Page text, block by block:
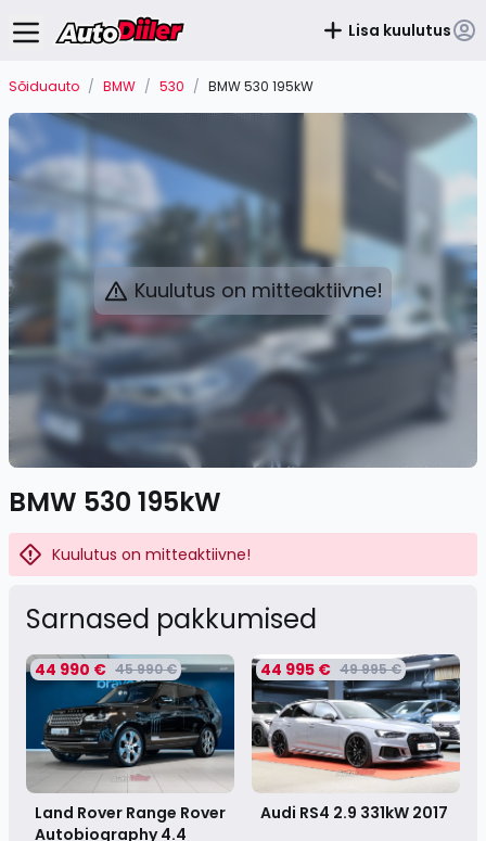
Lisa kuulutus
Sõiduauto / BMW / 530 / BMW 530 195kW
Kuulutus on mitteaktiivne!
BMW 530 195kW
Kuulutus on mitteaktiivne!
Sarnased pakkumised
44 990 € 45 990 €
Land Rover Range Rover
Autobiography 4.4
44 995 € 49 995 €
Audi RS4 2.9 331kW 2017